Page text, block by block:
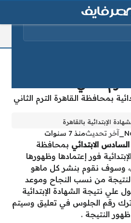
الإبتدائية بالقاهرة
آخر تحديثمنذ 7 سنوات
الابتدائي بمحافظة
فور إعتمادها وظهورها
وسوف نقوم بنشر كل ماهو
من نسب النجاح وموعد
علي نتيجة الشهادة الإبتدائية
رقم الجلوس في تعليق وسيتم
النتيجة .